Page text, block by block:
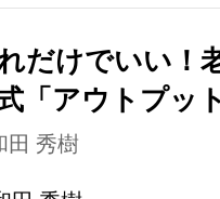
れだけでいい
「アウトプッ
田 秀樹